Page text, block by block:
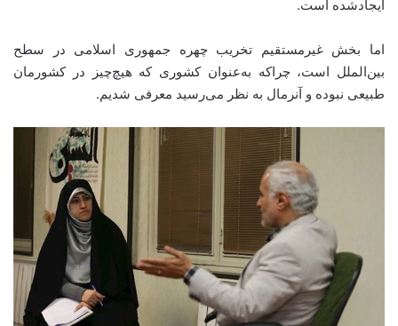
ایجادشده است.
اما بخش غیرمستقیم تخریب چهره جمهوری اسلامی در سطح
بین‌الملل است، چراکه به‌عنوان کشوری که هیچ‌چیز در کشورمان
طبیعی نبوده و آنرمال به نظر می‌رسید معرفی شدیم.